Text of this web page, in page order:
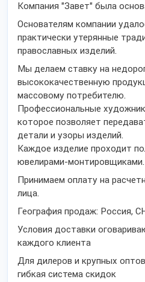
Компания "Завет" была
Основателям компании
практически утерянные
православных изделий.
Мы делаем ставку на
высококачественную
массовому потребителю.
Профессиональные
которое позволяет
детали и узоры изделий.
Каждое изделие проходит
ювелирами-монтировщиками.
Принимаем оплату на
лица.
География продаж: Россия,
Условия доставки
каждого клиента
Для дилеров и крупных
гибкая система скидок